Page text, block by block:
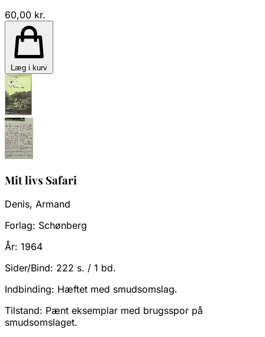
60,00 kr.
Læg i kurv
Mit livs Safari
Denis, Armand
Forlag: Schønberg
År: 1964
Sider/Bind: 222 s. / 1 bd.
Indbinding: Hæftet med smudsomslag.
Tilstand: Pænt eksemplar med brugsspor på
smudsomslaget.